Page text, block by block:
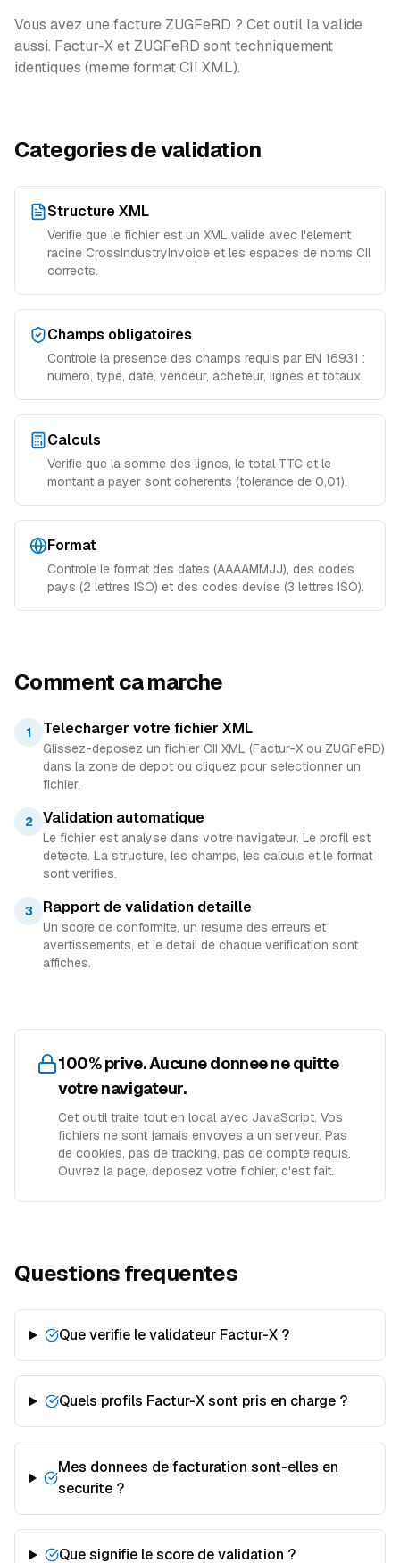
Vous avez une facture ZUGFeRD ? Cet outil la valide
aussi. Factur-X et ZUGFeRD sont techniquement
identiques (meme format CII XML).
Categories de validation
Structure XML
Verifie que le fichier est un XML valide avec l'element
racine CrossIndustryInvoice et les espaces de noms CII
corrects.
Champs obligatoires
Controle la presence des champs requis par EN 16931 :
numero, type, date, vendeur, acheteur, lignes et totaux.
Calculs
Verifie que la somme des lignes, le total TTC et le
montant a payer sont coherents (tolerance de 0,01).
Format
Controle le format des dates (AAAAMMJJ), des codes
pays (2 lettres ISO) et des codes devise (3 lettres ISO).
Comment ca marche
1 Telecharger votre fichier XML
Glissez-deposez un fichier CII XML (Factur-X ou ZUGFeRD)
dans la zone de depot ou cliquez pour selectionner un
fichier.
2 Validation automatique
Le fichier est analyse dans votre navigateur. Le profil est
detecte. La structure, les champs, les calculs et le format
sont verifies.
3 Rapport de validation detaille
Un score de conformite, un resume des erreurs et
avertissements, et le detail de chaque verification sont
affiches.
100% prive. Aucune donnee ne quitte
votre navigateur.
Cet outil traite tout en local avec JavaScript. Vos
fichiers ne sont jamais envoyes a un serveur. Pas
de cookies, pas de tracking, pas de compte requis.
Ouvrez la page, deposez votre fichier, c'est fait.
Questions frequentes
Que verifie le validateur Factur-X ?
Quels profils Factur-X sont pris en charge ?
Mes donnees de facturation sont-elles en
securite ?
Que signifie le score de validation ?